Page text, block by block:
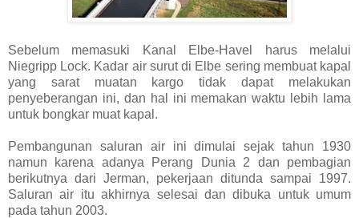
Sebelum memasuki Kanal Elbe-Havel harus melalui
Niegripp Lock. Kadar air surut di Elbe sering membuat kapal
yang sarat muatan kargo tidak dapat melakukan
penyeberangan ini, dan hal ini memakan waktu lebih lama
untuk bongkar muat kapal.
Pembangunan saluran air ini dimulai sejak tahun 1930
namun karena adanya Perang Dunia 2 dan pembagian
berikutnya dari Jerman, pekerjaan ditunda sampai 1997.
Saluran air itu akhirnya selesai dan dibuka untuk umum
pada tahun 2003.